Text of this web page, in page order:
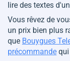
lire des textes
Vous rêvez de
un prix bien plus
que Bouygues
précommande